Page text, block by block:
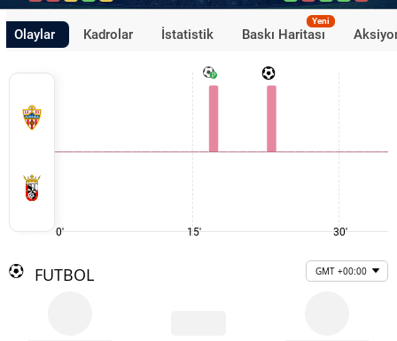
Olaylar Kadrolar İstatistik Baskı Haritası
Yeni
0' 15' 30'
FUTBOL GMT +00:00